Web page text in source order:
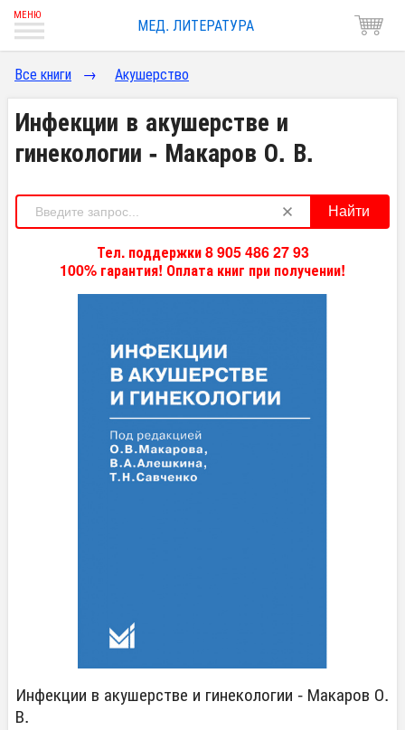
МЕД. ЛИТЕРАТУРА
Все книги → Акушерство
Инфекции в акушерстве и
гинекологии - Макаров О. В.
Найти
Тел. поддержки 8 905 486 27 93
100% гарантия! Оплата книг при получении!
Инфекции в акушерстве и гинекологии - Макаров О.
В.